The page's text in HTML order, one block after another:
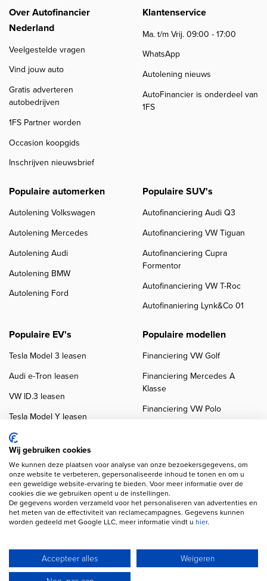
Over Autofinancier
Nederland
Veelgestelde vragen
Vind jouw auto
Gratis adverteren
autobedrijven
1FS Partner worden
Occasion koopgids
Inschrijven nieuwsbrief
Klantenservice
Ma. t/m Vrij. 09:00 - 17:00
WhatsApp
Autolening nieuws
AutoFinancier is onderdeel van
1FS
Populaire automerken
Autolening Volkswagen
Autolening Mercedes
Autolening Audi
Autolening BMW
Autolening Ford
Populaire SUV's
Autofinanciering Audi Q3
Autofinanciering VW Tiguan
Autofinanciering Cupra
Formentor
Autofinanciering VW T-Roc
Autofinaniering Lynk&Co 01
Populaire EV's
Tesla Model 3 leasen
Audi e-Tron leasen
VW ID.3 leasen
Tesla Model Y leasen
VW ID.4 leasen
Populaire modellen
Financiering VW Golf
Financiering Mercedes A
Klasse
Financiering VW Polo
Copyright navigation
Klanten beoordelingen
Autobedrijven
Wij gebruiken AI voor afbeeldingen en teksten
Wij gebruiken cookies
We kunnen deze plaatsen voor analyse van onze bezoekersgegevens, om
onze website te verbeteren, gepersonaliseerde inhoud te tonen en om u
een geweldige website-ervaring te bieden. Voor meer informatie over de
cookies die we gebruiken opent u de instellingen.
De gegevens worden verzameld voor het personaliseren van advertenties en
het meten van de effectiviteit van reclamecampagnes. Gegevens kunnen
worden gedeeld met Google LLC, meer informatie vindt u hier.
Accepteer alles
Weigeren